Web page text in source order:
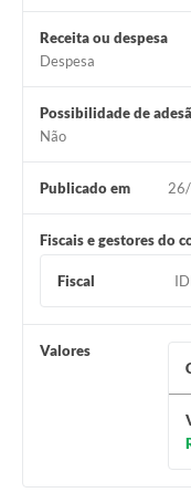
Receita ou despesa
Despesa
Possibilidade de
Não
Publicado em
Fiscais e gestores do
Fiscal
Valores